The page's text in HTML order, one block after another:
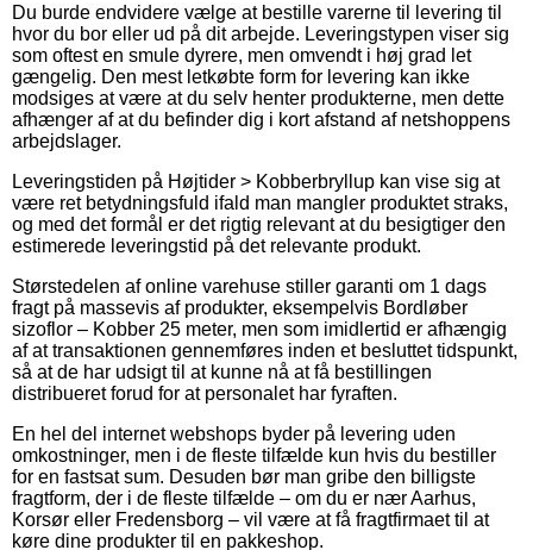
Du burde endvidere vælge at bestille varerne til levering til
hvor du bor eller ud på dit arbejde. Leveringstypen viser sig
som oftest en smule dyrere, men omvendt i høj grad let
gængelig. Den mest letkøbte form for levering kan ikke
modsiges at være at du selv henter produkterne, men dette
afhænger af at du befinder dig i kort afstand af netshoppens
arbejdslager.
Leveringstiden på Højtider > Kobberbryllup kan vise sig at
være ret betydningsfuld ifald man mangler produktet straks,
og med det formål er det rigtig relevant at du besigtiger den
estimerede leveringstid på det relevante produkt.
Størstedelen af online varehuse stiller garanti om 1 dags
fragt på massevis af produkter, eksempelvis Bordløber
sizoflor – Kobber 25 meter, men som imidlertid er afhængig
af at transaktionen gennemføres inden et besluttet tidspunkt,
så at de har udsigt til at kunne nå at få bestillingen
distribueret forud for at personalet har fyraften.
En hel del internet webshops byder på levering uden
omkostninger, men i de fleste tilfælde kun hvis du bestiller
for en fastsat sum. Desuden bør man gribe den billigste
fragtform, der i de fleste tilfælde – om du er nær Aarhus,
Korsør eller Fredensborg – vil være at få fragtfirmaet til at
køre dine produkter til en pakkeshop.